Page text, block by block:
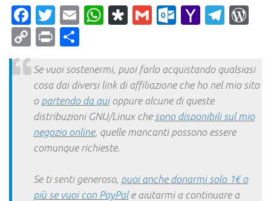
Facebook
Twitter
EmailWhatsApp
Diaspora
Gmail Yahoo
CopyPrint
Se vuoi sostenermi, puoi farlo acquistando qualsiasi
cosa dai diversi link di affiliazione che ho nel mio sito
o partendo da quioppure alcune di queste
distribuzioni GNU/Linux che sono disponibili sul mio
negozio online, quelle mancanti possono essere
comunque richieste.
Se ti senti generoso, puoi anche donarmi solo 1€ o
più se vuoi con PayPale aiutarmi a continuare a